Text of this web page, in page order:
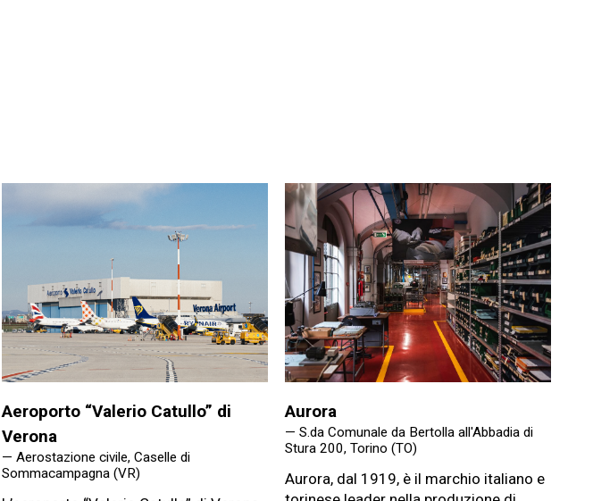
Aeroporto “Valerio Catullo” di
Verona
— Aerostazione civile, Caselle di
Sommacampagna (VR)
Aurora
— S.da Comunale da Bertolla all'Abbadia di
Stura 200, Torino (TO)
Aurora, dal 1919, è il marchio italiano e